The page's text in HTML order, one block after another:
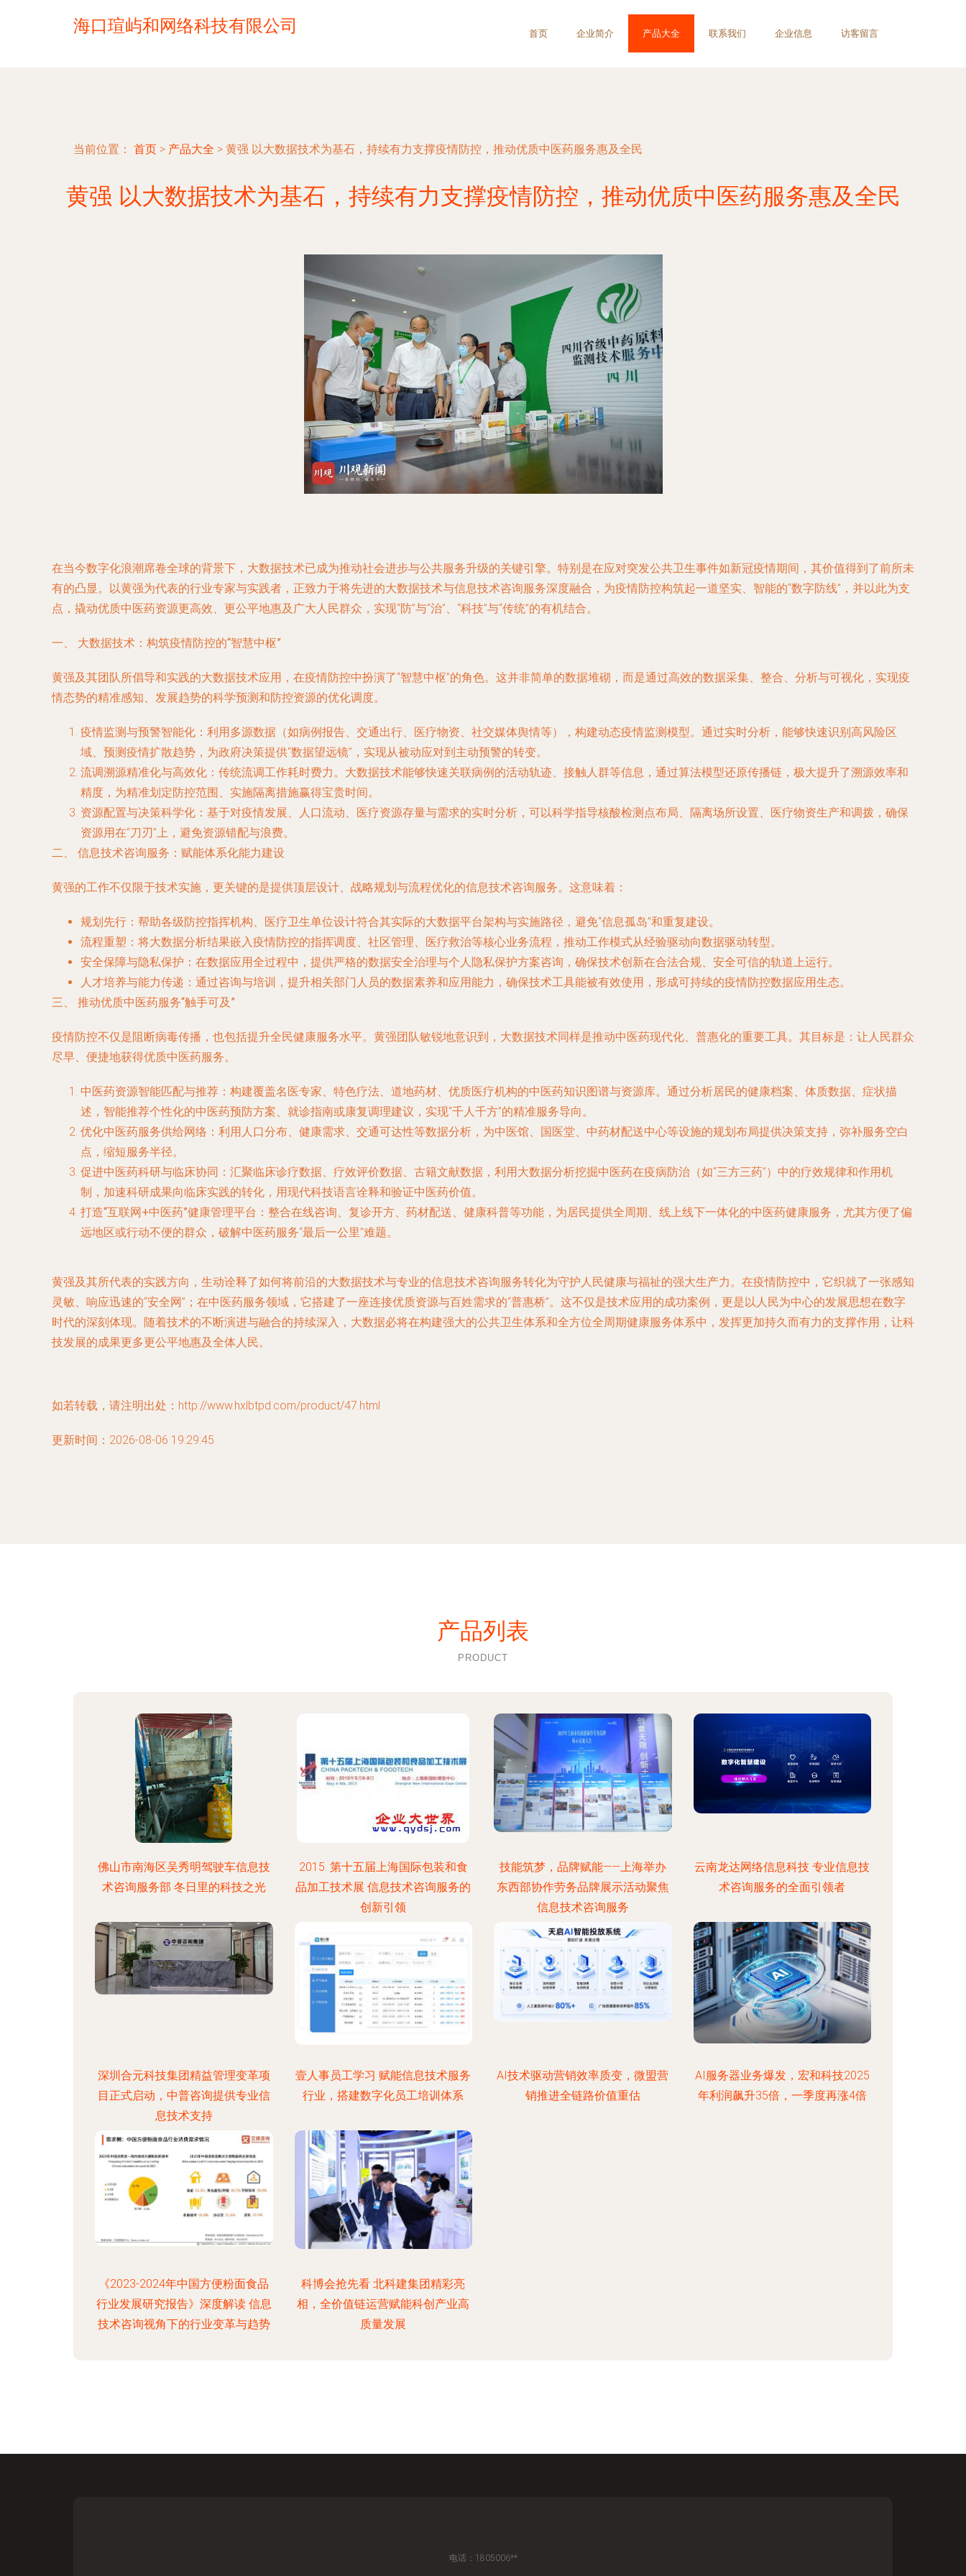
海口瑄屿和网络科技有限公司 首页 企业简介 产品大全 联系我们 企业信息 访客留言
当前位置： 首页 > 产品大全 > 黄强 以大数据技术为基石，持续有力支撑疫情防控，推动优质中医药服务惠及全民
黄强 以大数据技术为基石，持续有力支撑疫情防控，推动优质中医药服务惠及全民
在当今数字化浪潮席卷全球的背景下，大数据技术已成为推动社会进步与公共服务升级的关键引擎。特别是在应对突发公共卫生事件如新冠疫情期间，其价值得到了前所未
有的凸显。以黄强为代表的行业专家与实践者，正致力于将先进的大数据技术与信息技术咨询服务深度融合，为疫情防控构筑起一道坚实、智能的“数字防线”，并以此为支
点，撬动优质中医药资源更高效、更公平地惠及广大人民群众，实现“防”与“治”、“科技”与“传统”的有机结合。
一、 大数据技术：构筑疫情防控的“智慧中枢”
黄强及其团队所倡导和实践的大数据技术应用，在疫情防控中扮演了“智慧中枢”的角色。这并非简单的数据堆砌，而是通过高效的数据采集、整合、分析与可视化，实现疫
情态势的精准感知、发展趋势的科学预测和防控资源的优化调度。
疫情监测与预警智能化 ：利用多源数据（如病例报告、交通出行、医疗物资、社交媒体舆情等），构建动态疫情监测模型。通过实时分析，能够快速识别高风险区
域、预测疫情扩散趋势，为政府决策提供“数据望远镜”，实现从被动应对到主动预警的转变。
流调溯源精准化与高效化 ：传统流调工作耗时费力。大数据技术能够快速关联病例的活动轨迹、接触人群等信息，通过算法模型还原传播链，极大提升了溯源效率和
精度，为精准划定防控范围、实施隔离措施赢得宝贵时间。
资源配置与决策科学化 ：基于对疫情发展、人口流动、医疗资源存量与需求的实时分析，可以科学指导核酸检测点布局、隔离场所设置、医疗物资生产和调拨，确保
资源用在“刀刃”上，避免资源错配与浪费。
二、 信息技术咨询服务：赋能体系化能力建设
黄强的工作不仅限于技术实施，更关键的是提供顶层设计、战略规划与流程优化的信息技术咨询服务。这意味着：
规划先行 ：帮助各级防控指挥机构、医疗卫生单位设计符合其实际的大数据平台架构与实施路径，避免“信息孤岛”和重复建设。
流程重塑 ：将大数据分析结果嵌入疫情防控的指挥调度、社区管理、医疗救治等核心业务流程，推动工作模式从经验驱动向数据驱动转型。
安全保障与隐私保护 ：在数据应用全过程中，提供严格的数据安全治理与个人隐私保护方案咨询，确保技术创新在合法合规、安全可信的轨道上运行。
人才培养与能力传递 ：通过咨询与培训，提升相关部门人员的数据素养和应用能力，确保技术工具能被有效使用，形成可持续的疫情防控数据应用生态。
三、 推动优质中医药服务“触手可及”
疫情防控不仅是阻断病毒传播，也包括提升全民健康服务水平。黄强团队敏锐地意识到，大数据技术同样是推动中医药现代化、普惠化的重要工具。其目标是： 让人民群众
尽早、便捷地获得优质中医药服务。
中医药资源智能匹配与推荐 ：构建覆盖名医专家、特色疗法、道地药材、优质医疗机构的中医药知识图谱与资源库。通过分析居民的健康档案、体质数据、症状描
述，智能推荐个性化的中医药预防方案、就诊指南或康复调理建议，实现“千人千方”的精准服务导向。
优化中医药服务供给网络 ：利用人口分布、健康需求、交通可达性等数据分析，为中医馆、国医堂、中药材配送中心等设施的规划布局提供决策支持，弥补服务空白
点，缩短服务半径。
促进中医药科研与临床协同 ：汇聚临床诊疗数据、疗效评价数据、古籍文献数据，利用大数据分析挖掘中医药在疫病防治（如“三方三药”）中的疗效规律和作用机
制，加速科研成果向临床实践的转化，用现代科技语言诠释和验证中医药价值。
打造“互联网+中医药”健康管理平台 ：整合在线咨询、复诊开方、药材配送、健康科普等功能，为居民提供全周期、线上线下一体化的中医药健康服务，尤其方便了偏
远地区或行动不便的群众，破解中医药服务“最后一公里”难题。
黄强及其所代表的实践方向，生动诠释了如何将前沿的大数据技术与专业的信息技术咨询服务转化为守护人民健康与福祉的强大生产力。在疫情防控中，它织就了一张感知
灵敏、响应迅速的“安全网”；在中医药服务领域，它搭建了一座连接优质资源与百姓需求的“普惠桥”。这不仅是技术应用的成功案例，更是以人民为中心的发展思想在数字
时代的深刻体现。随着技术的不断演进与融合的持续深入，大数据必将在构建强大的公共卫生体系和全方位全周期健康服务体系中，发挥更加持久而有力的支撑作用，让科
技发展的成果更多更公平地惠及全体人民。
如若转载，请注明出处：http://www.hxlbtpd.com/product/47.html
更新时间：2026-08-06 19:29:45
产品列表
PRODUCT
佛山市南海区吴秀明驾驶车信息技
术咨询服务部 冬日里的科技之光
2015. 第十五届上海国际包装和食
品加工技术展 信息技术咨询服务的
创新引领
技能筑梦，品牌赋能——上海举办
东西部协作劳务品牌展示活动聚焦
信息技术咨询服务
云南龙达网络信息科技 专业信息技
术咨询服务的全面引领者
深圳合元科技集团精益管理变革项
目正式启动，中普咨询提供专业信
息技术支持
壹人事员工学习 赋能信息技术服务
行业，搭建数字化员工培训体系
AI技术驱动营销效率质变，微盟营
销推进全链路价值重估
AI服务器业务爆发，宏和科技2025
年利润飙升35倍，一季度再涨4倍
《2023-2024年中国方便粉面食品
行业发展研究报告》深度解读 信息
技术咨询视角下的行业变革与趋势
科博会抢先看 北科建集团精彩亮
相，全价值链运营赋能科创产业高
质量发展
电话：1805006**